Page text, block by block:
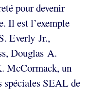
pour devenir
Il est l’exemple
Everly Jr.,
Douglas A.
McCormack, un
spéciales SEAL de